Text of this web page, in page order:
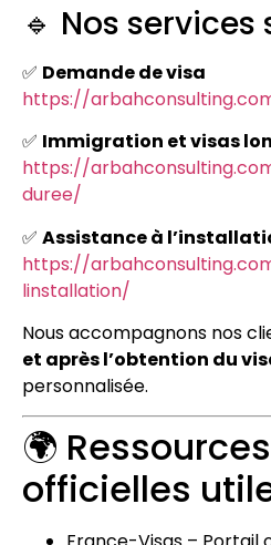
🔹 Nos
✅ Demande de visa
https://
✅ Immigration et visas
https://
duree/
✅ Assistance à
https://
linstallation/
Nous accompagnons nos
et après l’obtention du
personnalisée.
🌍
officielles